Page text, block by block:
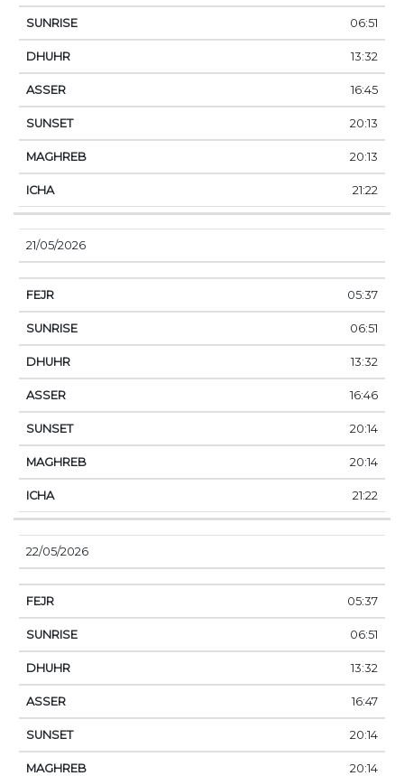
06:51
13:32
16:45
20:13
20:13
21:22
21/05/2026
05:37
06:51
13:32
16:46
20:14
20:14
21:22
22/05/2026
05:37
06:51
13:32
16:47
20:14
20:14